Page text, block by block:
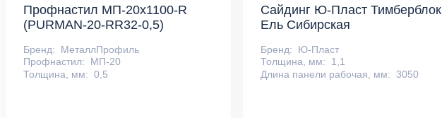
Профнастил МП-20x1100-R
(PURMAN-20-RR32-0,5)
Бренд:
МеталлПрофиль
Профнастил:
МП-20
Толщина, мм: 0,5
Сайдинг Ю-Пласт Тимберблок
Ель Сибирская
Бренд:
Ю-Пласт
Толщина, мм:
1,1
Длина панели рабочая, мм: 3050